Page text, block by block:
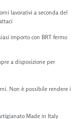
lavorativi a seconda del
importo con BRT fermo
a disposizione per
Non è possibile rendere i
Made in Italy